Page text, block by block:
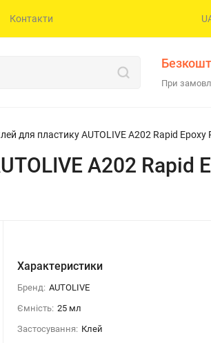
Контакти
При
для пластику AUTOLIVE A202 Rapid Epoxy
A202 Rapid
Характеристики
Бренд: AUTOLIVE
Ємність: 25 мл
Застосування: Клей